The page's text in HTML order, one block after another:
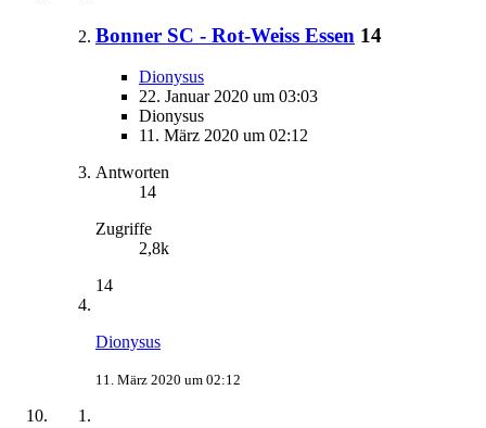
Bonner SC - Rot-Weiss Essen 14
Dionysus
22. Januar 2020 um 03:03
Dionysus
11. März 2020 um 02:12
Antworten
14
Zugriffe
2,8k
14
Dionysus
11. März 2020 um 02:12